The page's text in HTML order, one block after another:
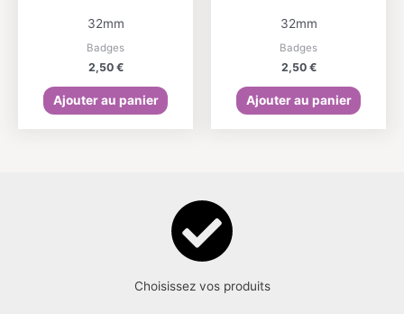
32mm
Badges
2,50 €
Ajouter au panier
32mm
Badges
2,50 €
Ajouter au panier
Choisissez vos produits